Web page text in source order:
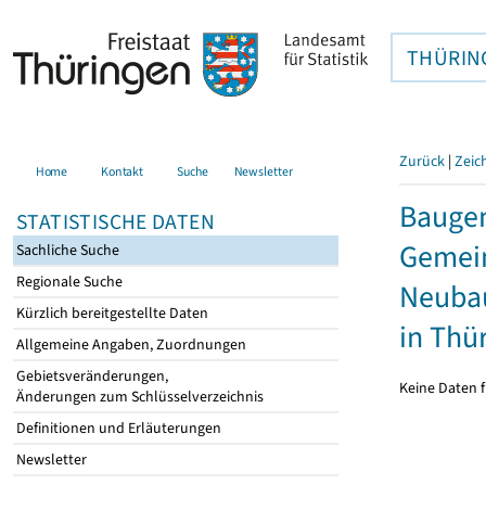
Home Kontakt Suche Newsletter
STATISTISCHE DATEN
Sachliche Suche
Regionale Suche
Kürzlich bereitgestellte Daten
Allgemeine Angaben, Zuordnungen
Gebietsveränderungen,
Änderungen zum Schlüsselverzeichnis
Definitionen und Erläuterungen
Newsletter
Zurück |
in
Keine Daten